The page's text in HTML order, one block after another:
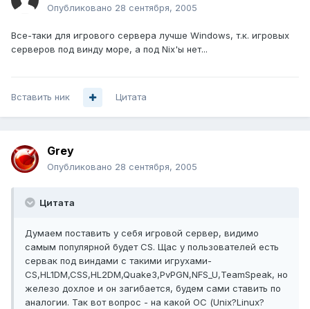
Опубликовано 28 сентября, 2005
Все-таки для игрового сервера лучше Windows, т.к. игровых
серверов под винду море, а под Nix'ы нет...
Вставить ник Цитата
Grey
Опубликовано 28 сентября, 2005
Цитата
Думаем поставить у себя игровой сервер, видимо
самым популярной будет CS. Щас у пользователей есть
сервак под виндами с такими игрухами-
CS,HL1DM,CSS,HL2DM,Quake3,PvPGN,NFS_U,TeamSpeak, но
железо дохлое и он загибается, будем сами ставить по
аналогии. Так вот вопрос - на какой ОС (Unix?Linux?